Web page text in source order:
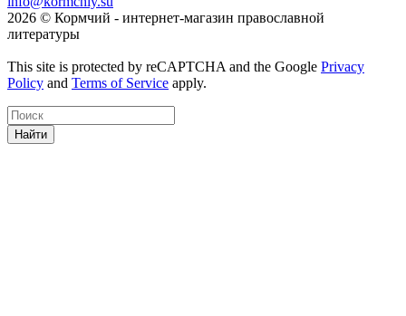
2026 © Кормчий - интернет-магазин православной
литературы
This site is protected by reCAPTCHA and the Google Privacy
Policy and Terms of Service apply.
Найти